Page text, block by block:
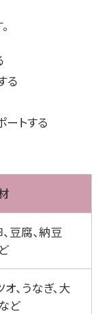
る
ートする
豆腐、納豆
、うなぎ、大
ど